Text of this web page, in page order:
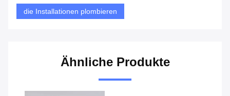
die Installationen plombieren
Ähnliche Produkte